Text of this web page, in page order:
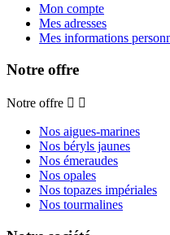
Mon compte
Mes adresses
Mes informations
Notre offre
Notre offre  
Nos aigues-marines
Nos béryls jaunes
Nos émeraudes
Nos opales
Nos topazes impériales
Nos tourmalines